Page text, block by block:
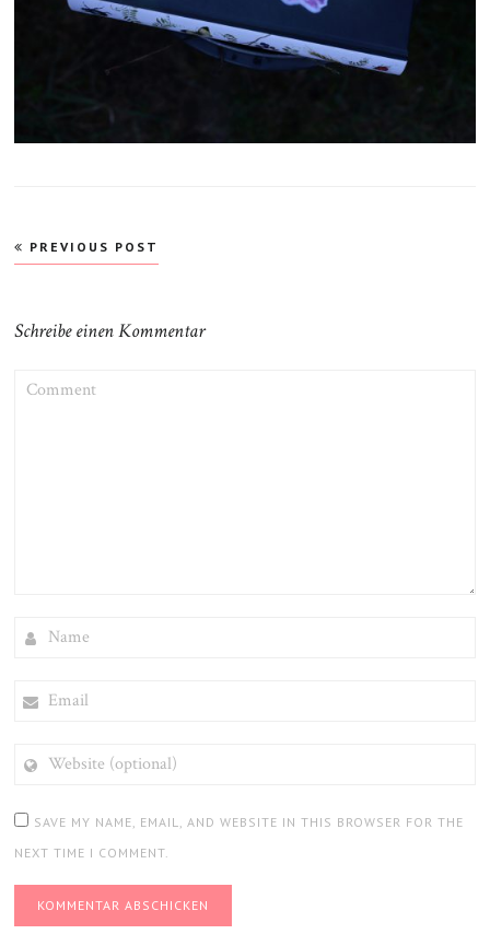
Beitragsnavigation
PREVIOUS POST
Schreibe einen Kommentar
(OPTIONAL)
SAVE MY NAME, EMAIL, AND WEBSITE IN THIS BROWSER FOR THE
NEXT TIME I COMMENT.